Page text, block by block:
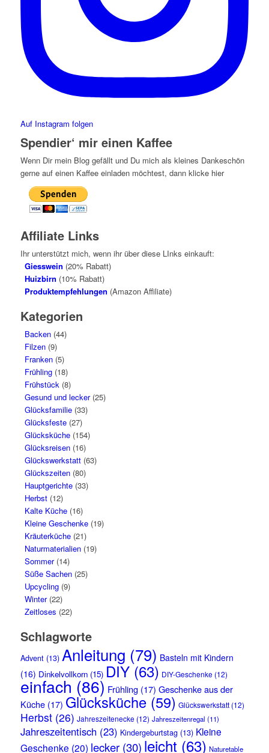
Auf Instagram folgen
Spendier‘ mir einen Kaffee
Wenn Dir mein Blog gefällt und Du mich als kleines Dankeschön
gerne auf einen Kaffee einladen möchtest, dann klicke hier
Affiliate Links
Ihr unterstützt mich, wenn ihr über diese LInks einkauft:
Giesswein (20% Rabatt)
Huizbirn (10% Rabatt)
Produktempfehlungen (Amazon Affiliate)
Kategorien
Backen(44)
Filzen(9)
Franken(5)
Frühling(18)
Frühstück(8)
Gesund und lecker(25)
Glücksfamilie(33)
Glücksfeste(27)
Glücksküche(154)
Glücksreisen(16)
Glückswerkstatt(63)
Glückszeiten(80)
Hauptgerichte(33)
Herbst(12)
Kalte Küche(16)
Kleine Geschenke(19)
Kräuterküche(21)
Naturmaterialien(19)
Sommer(14)
Süße Sachen(25)
Upcycling(9)
Winter(22)
Zeitloses (22)
Schlagworte
Advent(13) Anleitung (79) Basteln mit Kindern
(16) Dinkelvollkorn(15) DIY(63) DIY-Geschenke (12)
einfach (86) Frühling (17) Geschenke aus der
Küche(17) Glücksküche(59) Glückswerkstatt(12)
Herbst(26) Jahreszeitenecke (12) Jahreszeitenregal (11)
Jahreszeitentisch (23) Kindergeburtstag(13) Kleine
Geschenke (20) lecker(30) leicht(63) Naturetable